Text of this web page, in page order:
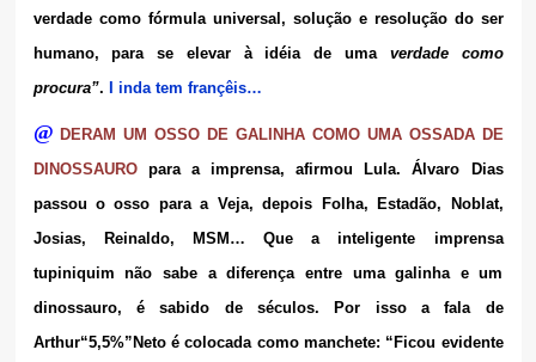
verdade como fórmula universal, solução e resolução do ser
humano, para se elevar à idéia de uma verdade como
procura”. I inda tem françêis…
@ DERAM UM OSSO DE GALINHA COMO UMA OSSADA DE
DINOSSAURO para a imprensa, afirmou Lula. Álvaro Dias
passou o osso para a Veja, depois Folha, Estadão, Noblat,
Josias, Reinaldo, MSM… Que a inteligente imprensa
tupiniquim não sabe a diferença entre uma galinha e um
dinossauro, é sabido de séculos. Por isso a fala de
Arthur“5,5%”Neto é colocada como manchete: “Ficou evidente